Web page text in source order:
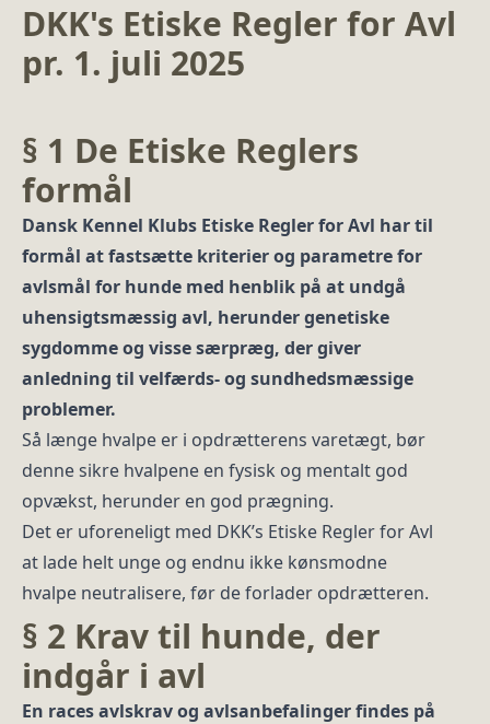
DKK's Etiske Regler for Avl
pr. 1. juli 2025
§ 1 De Etiske Reglers
formål
Dansk Kennel Klubs Etiske Regler for Avl har til
formål at fastsætte kriterier og parametre for
avlsmål for hunde med henblik på at undgå
uhensigtsmæssig avl, herunder genetiske
sygdomme og visse særpræg, der giver
anledning til velfærds- og sundhedsmæssige
problemer.
Så længe hvalpe er i opdrætterens varetægt, bør
denne sikre hvalpene en fysisk og mentalt god
opvækst, herunder en god prægning.
Det er uforeneligt med DKK’s Etiske Regler for Avl
at lade helt unge og endnu ikke kønsmodne
hvalpe neutralisere, før de forlader opdrætteren.
§ 2 Krav til hunde, der
indgår i avl
En races avlskrav og avlsanbefalinger findes på